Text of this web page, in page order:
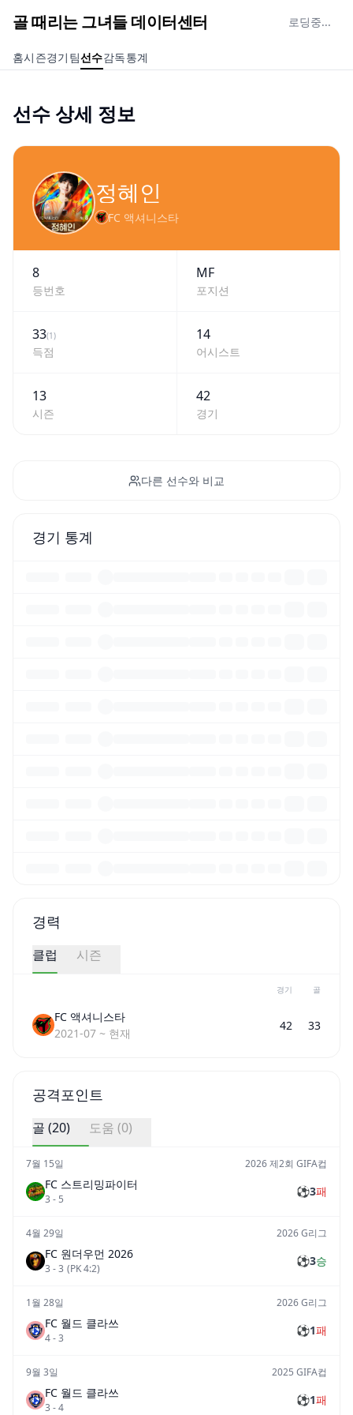
골 때리는 그녀들 데이터센터 로딩중...
홈시즌경기 팀선수감독통계
선수 상세 정보
정혜인
FC 액셔니스타
8
등번호
MF
포지션
33(1)
득점
14
어시스트
13
시즌
42
경기
다른 선수와 비교
경기 통계
경력
클럽 시즌
경기 골
FC 액셔니스타
2021-07 ~ 현재
42 33
공격포인트
골 (20) 도움 (0)
7월 15일 2026 제2회 GIFA컵
FC 스트리밍파이터
3 - 5
⚽3패
4월 29일 2026 G리그
FC 원더우먼 2026
3 -3 (PK4:2)
⚽3승
1월 28일 2026 G리그
FC 월드 클라쓰
4-3
⚽1패
9월 3일 2025 GIFA컵
FC 월드 클라쓰
3 -4
⚽1패